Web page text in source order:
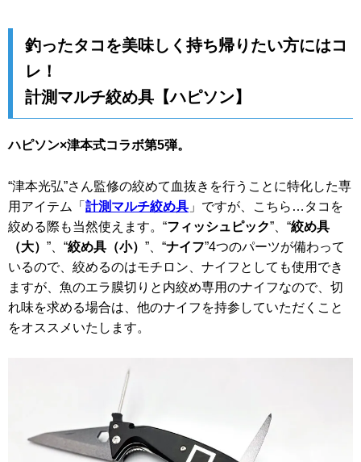
釣ったタコを美味しく持ち帰りたい方にはコ
レ！
計測マルチ絞め具【ハピソン】
ハピソン×津本式コラボ第5弾。
“津本光弘”さん監修の絞めて血抜きを行うことに特化した専
用アイテム「 計測マルチ絞め具 」ですが、こちら…タコを
絞める際も当然使えます。“フィッシュピック”、“絞め具
（大） ”、“絞め具（小） ”、“ナイフ”4つのパーツが備わって
いるので、絞めるのはモチロン、ナイフとしても使用でき
ますが、魚のエラ膜切りと内絞め専用のナイフなので、切
れ味を求める場合は、他のナイフを持参していただくこと
をオススメいたします。